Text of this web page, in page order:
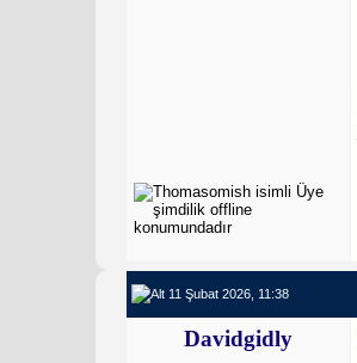
11 Şubat 2026, 11:38
Davidgidly